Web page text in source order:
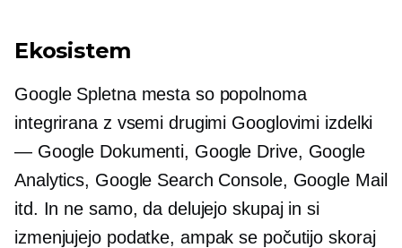
Ekosistem
Google Spletna mesta so popolnoma
integrirana z vsemi drugimi Googlovimi izdelki
— Google Dokumenti, Google Drive, Google
Analytics, Google Search Console, Google Mail
itd. In ne samo, da delujejo skupaj in si
izmenjujejo podatke, ampak se počutijo skoraj